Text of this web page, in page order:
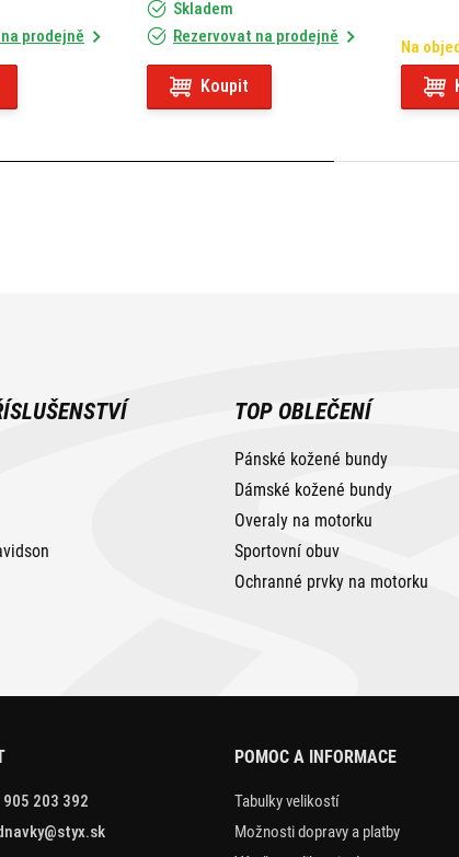
prodejně
Skladem
Rezervovat na prodejně
Koupit
Na
TOP OBLEČENÍ
Pánské kožené bundy
Dámské kožené bundy
Overaly na motorku
Sportovní obuv
Ochranné prvky na motorku
905 203 392
POMOC A INFORMACE
Tabulky velikostí
Možnosti dopravy a platby